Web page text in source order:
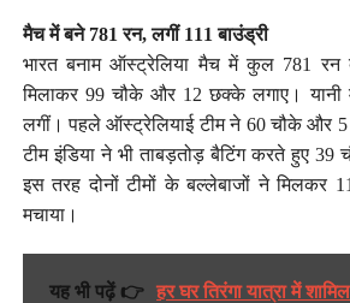
मैच में बने 781 रन, लगीं 111 बाउंड्री
भारत बनाम ऑस्ट्रेलिया मैच में कुल 781 रन
मिलाकर 99 चौके और 12 छक्के लगाए।
लगीं। पहले ऑस्ट्रेलियाई टीम ने 60 चौके और
टीम इंडिया ने भी ताबड़तोड़ बैटिंग करते हुए
इस तरह दोनों टीमों के बल्लेबाजों ने मिलकर
मचाया।
यह भी पढ़ें 👉 हर घर तिरंगा यात्रा में